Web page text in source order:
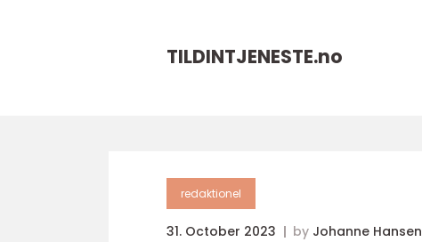
TILDINTJENESTE.no
redaktionel
31. October 2023 by Johanne Hansen